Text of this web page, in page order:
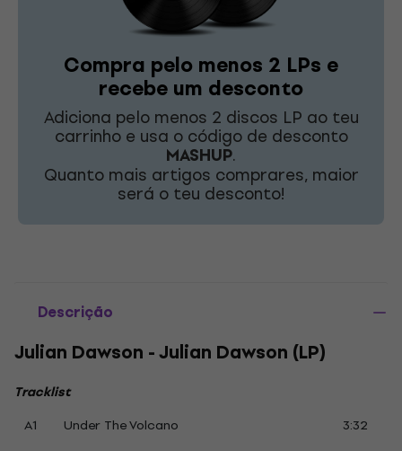
Compra pelo menos 2 LPs e
recebe um desconto
Adiciona pelo menos 2 discos LP ao teu
carrinho e usa o código de desconto
MASHUP.
Quanto mais artigos comprares, maior
será o teu desconto!
Descrição
Julian Dawson - Julian Dawson (LP)
Tracklist
A1
Under The Volcano
3:32